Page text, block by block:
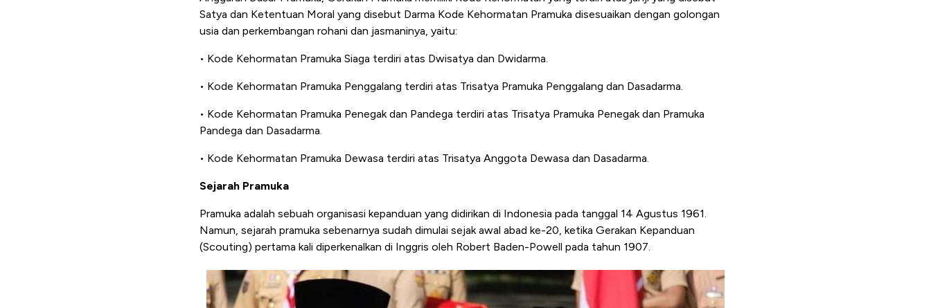
Satya dan Ketentuan Moral yang disebut Darma Kode Kehormatan Pramuka disesuaikan dengan golongan
usia dan perkembangan rohani dan jasmaninya, yaitu:
• Kode Kehormatan Pramuka Siaga terdiri atas Dwisatya dan Dwidarma.
• Kode Kehormatan Pramuka Penggalang terdiri atas Trisatya Pramuka Penggalang dan Dasadarma.
• Kode Kehormatan Pramuka Penegak dan Pandega terdiri atas Trisatya Pramuka Penegak dan Pramuka
Pandega dan Dasadarma.
• Kode Kehormatan Pramuka Dewasa terdiri atas Trisatya Anggota Dewasa dan Dasadarma.
Sejarah Pramuka
Pramuka adalah sebuah organisasi kepanduan yang didirikan di Indonesia pada tanggal 14 Agustus 1961.
Namun, sejarah pramuka sebenarnya sudah dimulai sejak awal abad ke-20, ketika Gerakan Kepanduan
(Scouting) pertama kali diperkenalkan di Inggris oleh Robert Baden-Powell pada tahun 1907.